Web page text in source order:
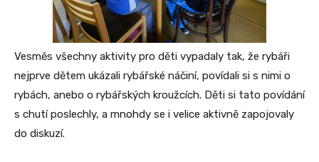
Vesměs všechny aktivity pro děti vypadaly tak, že rybáři
nejprve dětem ukázali rybářské náčiní, povídali si s nimi o
rybách, anebo o rybářských kroužcích. Děti si tato povídání
s chutí poslechly, a mnohdy se i velice aktivně zapojovaly
do diskuzí.